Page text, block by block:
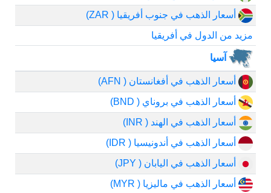
أسعار الذهب في جنوب أفريقيا ( ZAR)
مزيد من الدول في أفريقيا
آسيا
أسعار الذهب في أفغانستان ( AFN)
أسعار الذهب في بروناي ( BND)
أسعار الذهب في الهند ( INR)
أسعار الذهب في أندونيسيا ( IDR)
أسعار الذهب في اليابان ( JPY)
أسعار الذهب في ماليزيا ( MYR)